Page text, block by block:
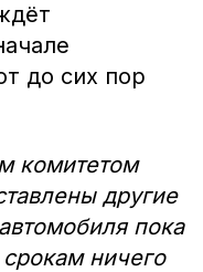
до сих пор
комитетом
другие
пока
ничего